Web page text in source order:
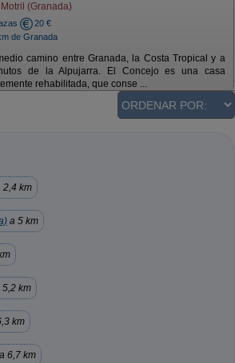
(Granada)
20 €
de Granada
camino entre Granada, la Costa Tropical y a
de la Alpujarra. El Concejo es una casa
rehabilitada, que conse ...
2,4 km
a 5 km
5,2 km
km
a 6,7 km